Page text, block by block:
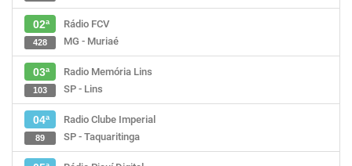
02ª
Rádio FCV
MG - Muriaé
428
03ª
Radio Memória Lins
SP - Lins
103
04ª
Radio Clube Imperial
SP - Taquaritinga
89